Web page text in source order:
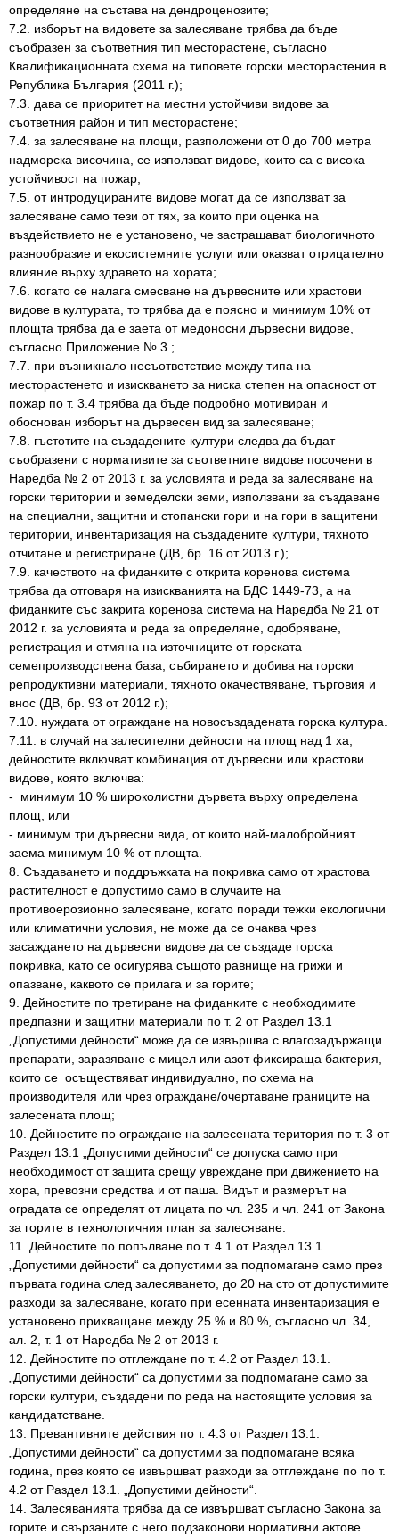
определяне на състава на дендроценозите;
7.2. изборът на видовете за залесяване трябва да бъде
съобразен за съответния тип месторастене, съгласно
Квалификационната схема на типовете горски месторастения в
Република България (2011 г.);
7.3. дава се приоритет на местни устойчиви видове за
съответния район и тип месторастене;
7.4. за залесяване на площи, разположени от 0 до 700 метра
надморска височина, се използват видове, които са с висока
устойчивост на пожар;
7.5. от интродуцираните видове могат да се използват за
залесяване само тези от тях, за които при оценка на
въздействието не е установено, че застрашават биологичното
разнообразие и екосистемните услуги или оказват отрицателно
влияние върху здравето на хората;
7.6. когато се налага смесване на дървесните или храстови
видове в културата, то трябва да е поясно и минимум 10% от
площта трябва да е заета от медоносни дървесни видове,
съгласно Приложение № 3 ;
7.7. при възникнало несъответствие между типа на
месторастенето и изискването за ниска степен на опасност от
пожар по т. 3.4 трябва да бъде подробно мотивиран и
обоснован изборът на дървесен вид за залесяване;
7.8. гъстотите на създадените култури следва да бъдат
съобразени с нормативите за съответните видове посочени в
Наредба № 2 от 2013 г. за условията и реда за залесяване на
горски територии и земеделски земи, използвани за създаване
на специални, защитни и стопански гори и на гори в защитени
територии, инвентаризация на създадените култури, тяхното
отчитане и регистриране (ДВ, бр. 16 от 2013 г.);
7.9. качеството на фиданките с открита коренова система
трябва да отговаря на изискванията на БДС 1449-73, а на
фиданките със закрита коренова система на Наредба № 21 от
2012 г. за условията и реда за определяне, одобряване,
регистрация и отмяна на източниците от горската
семепроизводствена база, събирането и добива на горски
репродуктивни материали, тяхното окачествяване, търговия и
внос (ДВ, бр. 93 от 2012 г.);
7.10. нуждата от ограждане на новосъздадената горска култура.
7.11. в случай на залесителни дейности на площ над 1 ха,
дейностите включват комбинация от дървесни или храстови
видове, която включва:
- минимум 10 % широколистни дървета върху определена
площ, или
- минимум три дървесни вида, от които най-малобройният
заема минимум 10 % от площта.
8. Създаването и поддръжката на покривка само от храстова
растителност е допустимо само в случаите на
противоерозионно залесяване, когато поради тежки екологични
или климатични условия, не може да се очаква чрез
засаждането на дървесни видове да се създаде горска
покривка, като се осигурява същото равнище на грижи и
опазване, каквото се прилага и за горите;
9. Дейностите по третиране на фиданките с необходимите
предпазни и защитни материали по т. 2 от Раздел 13.1
„Допустими дейности“ може да се извършва с влагозадържащи
препарати, заразяване с мицел или азот фиксираща бактерия,
които се осъществяват индивидуално, по схема на
производителя или чрез ограждане/очертаване границите на
залесената площ;
10. Дейностите по ограждане на залесената територия по т. 3 от
Раздел 13.1 „Допустими дейности“ се допуска само при
необходимост от защита срещу увреждане при движението на
хора, превозни средства и от паша. Видът и размерът на
оградата се определят от лицата по чл. 235 и чл. 241 от Закона
за горите в технологичния план за залесяване.
11. Дейностите по попълване по т. 4.1 от Раздел 13.1.
„Допустими дейности“ са допустими за подпомагане само през
първата година след залесяването, до 20 на сто от допустимите
разходи за залесяване, когато при есенната инвентаризация е
установено прихващане между 25 % и 80 %, съгласно чл. 34,
ал. 2, т. 1 от Наредба № 2 от 2013 г.
12. Дейностите по отглеждане по т. 4.2 от Раздел 13.1.
„Допустими дейности“ са допустими за подпомагане само за
горски култури, създадени по реда на настоящите условия за
кандидатстване.
13. Превантивните действия по т. 4.3 от Раздел 13.1.
„Допустими дейности“ са допустими за подпомагане всяка
година, през която се извършват разходи за отглеждане по по т.
4.2 от Раздел 13.1. „Допустими дейности“.
14. Залесяванията трябва да се извършват съгласно Закона за
горите и свързаните с него подзаконови нормативни актове.